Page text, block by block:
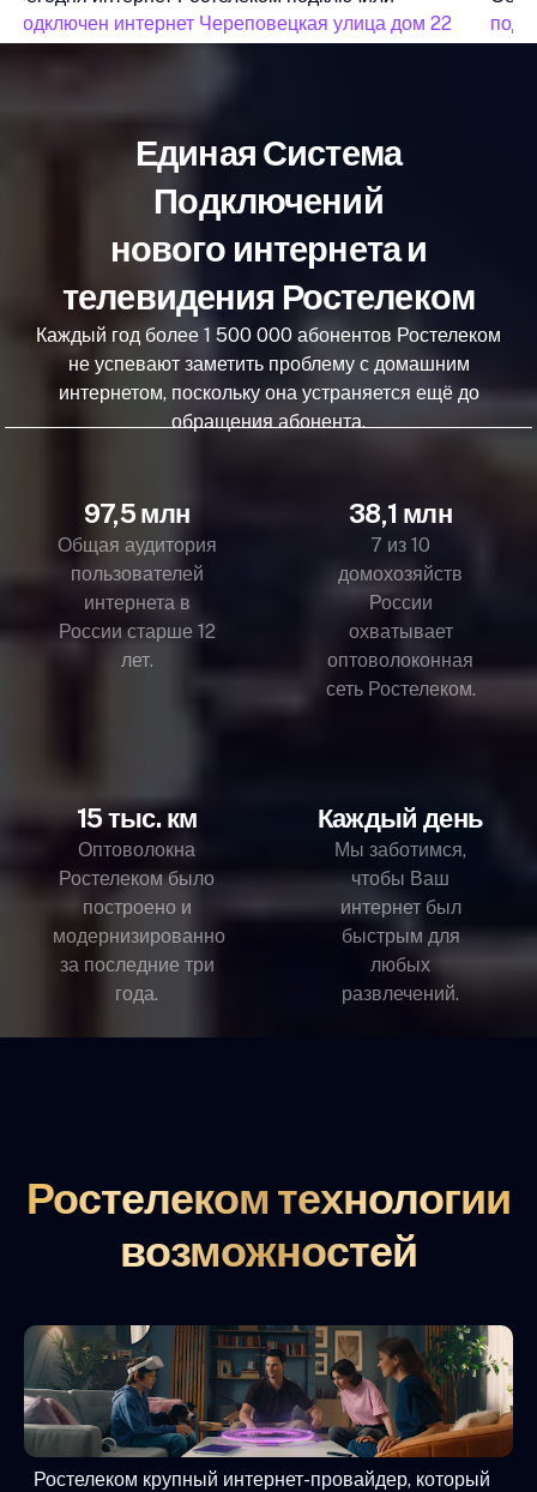
подключен интернет Череповецкая улица дом 22
Единая Система
Подключений
нового интернета и
телевидения Ростелеком
Каждый год более 1 500 000 абонентов Ростелеком
не успевают заметить проблему с домашним
интернетом, поскольку она устраняется ещё до
обращения абонента.
97,5 млн
Общая аудитория
пользователей
интернета в
России старше 12
лет.
38,1 млн
7 из 10
домохозяйств
России
охватывает
оптоволоконная
сеть Ростелеком.
15 тыс. км
Оптоволокна
Ростелеком было
построено и
модернизированно
за последние три
года.
Каждый день
Мы заботимся,
чтобы Ваш
интернет был
быстрым для
любых
развлечений.
Ростелеком технологии
возможностей
Ростелеком крупный интернет-провайдер, который